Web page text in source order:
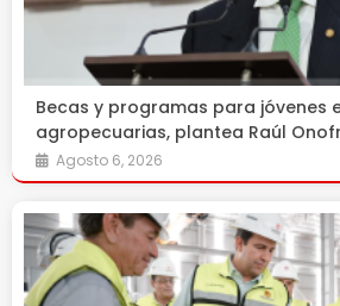
Becas y programas para jóvenes
agropecuarias, plantea Raúl
Agosto 6, 2026